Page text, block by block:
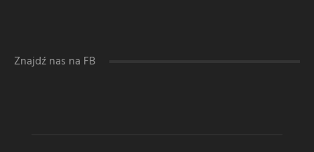
Znajdź nas na FB